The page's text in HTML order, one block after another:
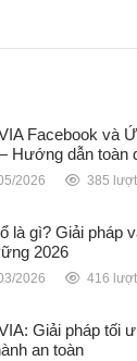
Facebook và
Hướng dẫn toàn
2026 385
là gì? Giải pháp
2026
2026 416
Giải pháp tối
an toàn